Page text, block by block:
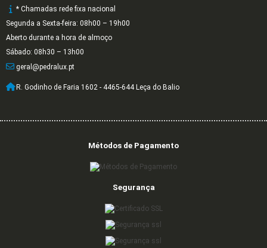
* Chamadas rede fixa nacional
Segunda a Sexta-feira: 08h00 – 19h00
Aberto durante a hora de almoço
Sábado: 08h30 – 13h00
geral@pedralux.pt
R. Godinho de Faria 1602 - 4465-644 Leça do Balio
Métodos de Pagamento
Segurança